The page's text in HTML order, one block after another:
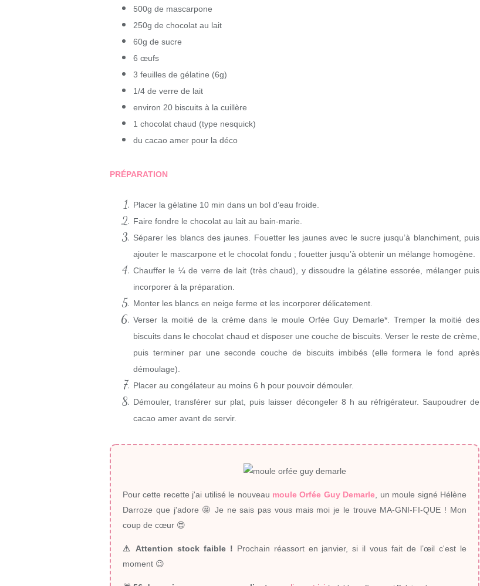
500g de mascarpone
250g de chocolat au lait
60g de sucre
6 œufs
3 feuilles de gélatine (6g)
1/4 de verre de lait
environ 20 biscuits à la cuillère
1 chocolat chaud (type nesquick)
du cacao amer pour la déco
PRÉPARATION
Placer la gélatine 10 min dans un bol d’eau froide.
Faire fondre le chocolat au lait au bain-marie.
Séparer les blancs des jaunes. Fouetter les jaunes avec le sucre jusqu’à blanchiment, puis
ajouter le mascarpone et le chocolat fondu ; fouetter jusqu’à obtenir un mélange homogène.
Chauffer le ¼ de verre de lait (très chaud), y dissoudre la gélatine essorée, mélanger puis
incorporer à la préparation.
Monter les blancs en neige ferme et les incorporer délicatement.
Verser la moitié de la crème dans le moule Orfée Guy Demarle*. Tremper la moitié des
biscuits dans le chocolat chaud et disposer une couche de biscuits. Verser le reste de crème,
puis terminer par une seconde couche de biscuits imbibés (elle formera le fond après
démoulage).
Placer au congélateur au moins 6 h pour pouvoir démouler.
Démouler, transférer sur plat, puis laisser décongeler 8 h au réfrigérateur. Saupoudrer de
cacao amer avant de servir.
Pour cette recette j'ai utilisé le nouveau moule Orfée Guy Demarle, un moule signé Hélène
Darroze que j'adore 🤩 Je ne sais pas vous mais moi je le trouve MA-GNI-FI-QUE ! Mon
coup de cœur 😍
⚠ Attention stock faible ! Prochain réassort en janvier, si il vous fait de l’œil c'est le
moment 😉